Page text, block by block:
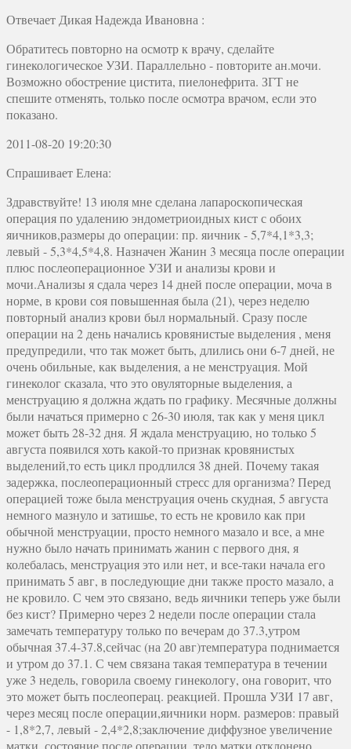
ОтвечаетДикая Надежда Ивановна :
Обратитесь повторно на осмотр к врачу, сделайте
гинекологическое УЗИ. Параллельно - повторите ан.мочи.
Возможно обострение цистита, пиелонефрита. ЗГТ не
спешите отменять, только после осмотра врачом, если это
показано.
2011-08-20 19:20:30
Спрашивает Елена:
Здравствуйте! 13 июля мне сделана лапароскопическая
операция по удалению эндометриоидных кист с обоих
яичников,размеры до операции: пр. яичник - 5,7*4,1*3,3;
левый - 5,3*4,5*4,8. Назначен Жанин 3 месяца после операции
плюс послеоперационное УЗИ и анализы крови и
мочи.Анализы я сдала через 14 дней после операции, моча в
норме, в крови соя повышенная была (21), через неделю
повторный анализ крови был нормальный. Сразу после
операции на 2 день начались кровянистые выделения , меня
предупредили, что так может быть, длились они 6-7 дней, не
очень обильные, как выделения, а не менструация. Мой
гинеколог сказала, что это овуляторные выделения, а
менструацию я должна ждать по графику. Месячные должны
были начаться примерно с 26-30 июля, так как у меня цикл
может быть 28-32 дня. Я ждала менструацию, но только 5
августа появился хоть какой-то признак кровянистых
выделений,то есть цикл продлился 38 дней. Почему такая
задержка, послеоперационный стресс для организма? Перед
операцией тоже была менструация очень скудная, 5 августа
немного мазнуло и затишье, то есть не кровило как при
обычной менструации, просто немного мазало и все, а мне
нужно было начать принимать жанин с первого дня, я
колебалась, менструация это или нет, и все-таки начала его
принимать 5 авг, в последующие дни также просто мазало, а
не кровило. С чем это связано, ведь яичники теперь уже были
без кист? Примерно через 2 недели после операции стала
замечать температуру только по вечерам до 37.3,утром
обычная 37.4-37.8,сейчас (на 20 авг)температура поднимается
и утром до 37.1. С чем связана такая температура в течении
уже 3 недель, говорила своему гинекологу, она говорит, что
это может быть послеоперац. реакцией. Прошла УЗИ 17 авг,
через месяц после операции,яичники норм. размеров: правый
- 1,8*2,7, левый - 2,4*2,8;заключение диффузное увеличение